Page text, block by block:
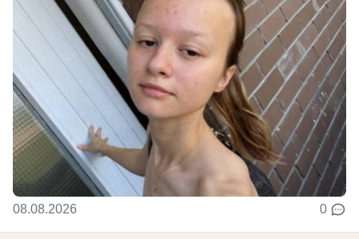
08.08.2026 0